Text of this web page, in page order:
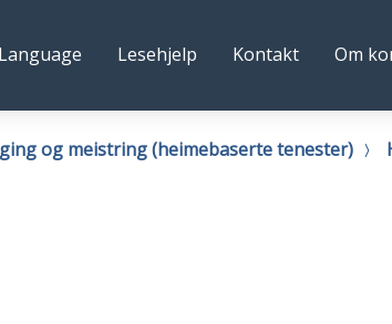
Følg
Language Lesehjelp Kontakt Om
og meistring (heimebaserte tenester)